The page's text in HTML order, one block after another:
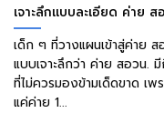
เจาะลึกแบบละเอียด ค่าย
เด็ก ๆ ที่วางแผนเข้าสู่ค่าย
แบบเจาะลึกว่า ค่าย สอวน.
ที่ไม่ควรมองข้ามเด็ดขาด เ
แค่ค่าย 1...